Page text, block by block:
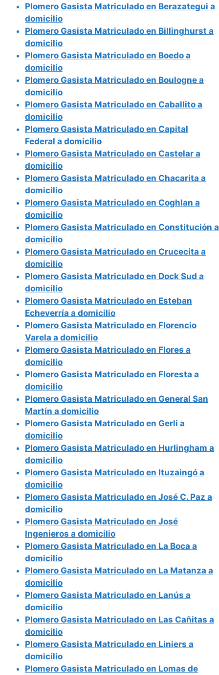
Plomero Gasista Matriculado en Berazategui a
domicilio
Plomero Gasista Matriculado en Billinghurst a
domicilio
Plomero Gasista Matriculado en Boedo a
domicilio
Plomero Gasista Matriculado en Boulogne a
domicilio
Plomero Gasista Matriculado en Caballito a
domicilio
Plomero Gasista Matriculado en Capital
Federal a domicilio
Plomero Gasista Matriculado en Castelar a
domicilio
Plomero Gasista Matriculado en Chacarita a
domicilio
Plomero Gasista Matriculado en Coghlan a
domicilio
Plomero Gasista Matriculado en Constitución a
domicilio
Plomero Gasista Matriculado en Crucecita a
domicilio
Plomero Gasista Matriculado en Dock Sud a
domicilio
Plomero Gasista Matriculado en Esteban
Echeverría a domicilio
Plomero Gasista Matriculado en Florencio
Varela a domicilio
Plomero Gasista Matriculado en Flores a
domicilio
Plomero Gasista Matriculado en Floresta a
domicilio
Plomero Gasista Matriculado en General San
Martín a domicilio
Plomero Gasista Matriculado en Gerli a
domicilio
Plomero Gasista Matriculado en Hurlingham a
domicilio
Plomero Gasista Matriculado en Ituzaingó a
domicilio
Plomero Gasista Matriculado en José C. Paz a
domicilio
Plomero Gasista Matriculado en José
Ingenieros a domicilio
Plomero Gasista Matriculado en La Boca a
domicilio
Plomero Gasista Matriculado en La Matanza a
domicilio
Plomero Gasista Matriculado en Lanús a
domicilio
Plomero Gasista Matriculado en Las Cañitas a
domicilio
Plomero Gasista Matriculado en Liniers a
domicilio
Plomero Gasista Matriculado en Lomas de